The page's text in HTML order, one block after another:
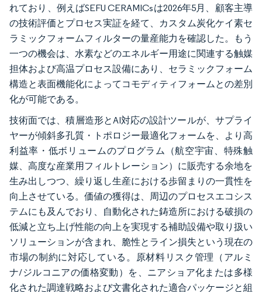
れており、例えばSEFU CERAMICsは2026年5月、顧客主導
の技術評価とプロセス実証を経て、カスタム炭化ケイ素セ
ラミックフォームフィルターの量産能力を確認した。もう
一つの機会は、水素などのエネルギー用途に関連する触媒
担体および高温プロセス設備にあり、セラミックフォーム
構造と表面機能化によってコモディティフォームとの差別
化が可能である。
技術面では、積層造形とAI対応の設計ツールが、サプライ
ヤーが傾斜多孔質・トポロジー最適化フォームを、より高
利益率・低ボリュームのプログラム（航空宇宙、特殊触
媒、高度な産業用フィルトレーション）に販売する余地を
生み出しつつ、繰り返し生産における歩留まりの一貫性を
向上させている。価値の獲得は、周辺のプロセスエコシス
テムにも及んでおり、自動化された鋳造所における破損の
低減と立ち上げ性能の向上を実現する補助設備や取り扱い
ソリューションが含まれ、脆性とライン損失という現在の
市場の制約に対応している。原材料リスク管理（アルミ
ナ/ジルコニアの価格変動）を、ニアショア化または多様
化された調達戦略および文書化された適合パッケージと組